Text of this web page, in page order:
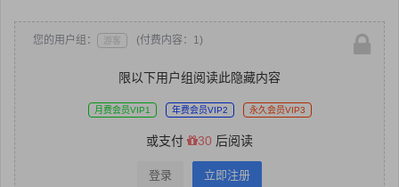
您的用户组： 游客 (付费内容：1)
限以下用户组阅读此隐藏内容
月费会员VIP1 年费会员VIP2 永久会员VIP3
或支付 30 后阅读
登录 立即注册